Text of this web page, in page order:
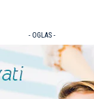
- OGLAS -